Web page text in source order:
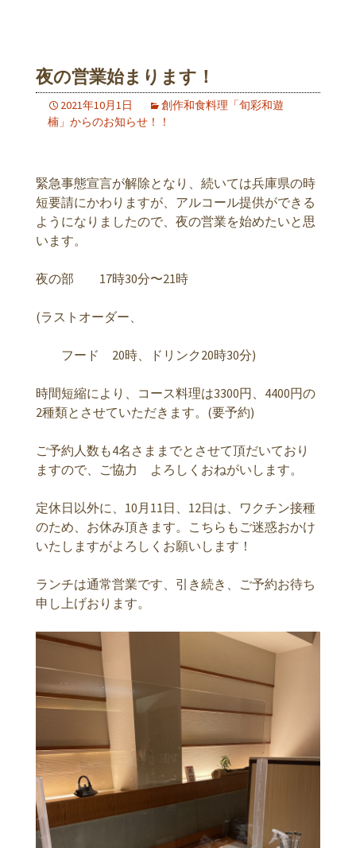
夜の営業始まります！
2021年10月1日
創作和食料理「旬彩和遊
楠」からのお知らせ！！
緊急事態宣言が解除となり、続いては兵庫県の時
短要請にかわりますが、アルコール提供ができる
ようになりましたので、夜の営業を始めたいと思
います。
夜の部 17時30分〜21時
(ラストオーダー、
フード 20時、ドリンク20時30分)
時間短縮により、コース料理は3300円、4400円の
2種類とさせていただきます。(要予約)
ご予約人数も4名さままでとさせて頂だいており
ますので、ご協力 よろしくおねがいします。
定休日以外に、10月11日、12日は、ワクチン接種
のため、お休み頂きます。こちらもご迷惑おかけ
いたしますがよろしくお願いします！
ランチは通常営業です、引き続き、ご予約お待ち
申し上げおります。